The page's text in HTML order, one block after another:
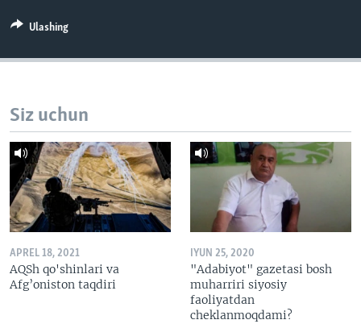
Ulashing
Siz uchun
APREL 18, 2021
AQSh qo'shinlari va
Afg’oniston taqdiri
IYUN 25, 2020
"Adabiyot" gazetasi bosh
muharriri siyosiy
faoliyatdan
cheklanmoqdami?